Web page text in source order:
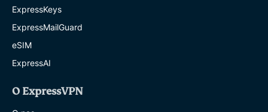
ExpressKeys
ExpressMailGuard
eSIM
ExpressAI
O ExpressVPN